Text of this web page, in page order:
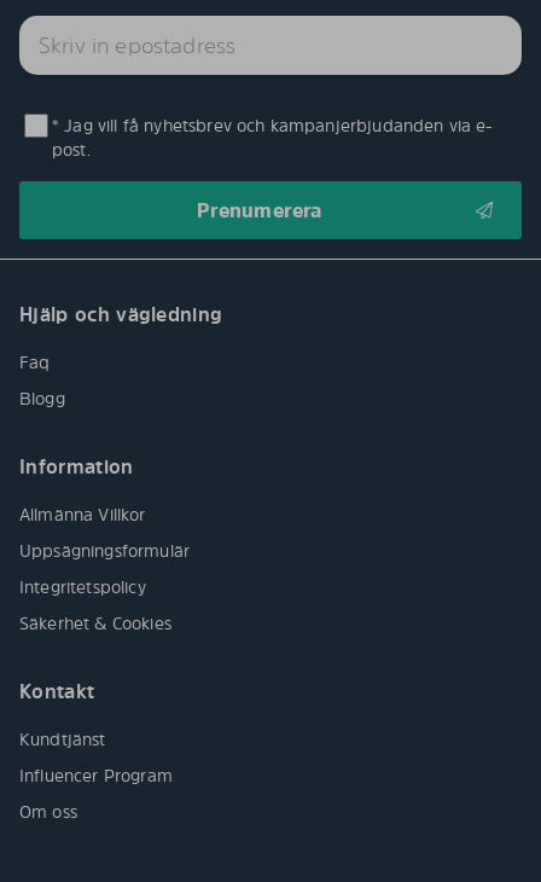
* Jag vill få nyhetsbrev och kampanjerbjudanden via e-
post.
Hjälp och vägledning
Faq
Blogg
Information
Allmänna Villkor
Uppsägningsformulär
Integritetspolicy
Säkerhet & Cookies
Kontakt
Kundtjänst
Influencer Program
Om oss